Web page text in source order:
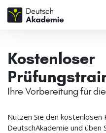
Kostenloser
Ihre Vorbereitung für
Nutzen Sie den
DeutschAkademie und